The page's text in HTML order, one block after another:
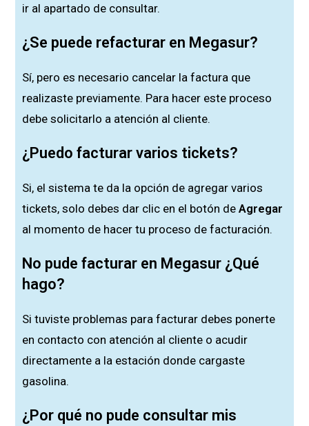
ir al apartado de consultar.
¿Se puede refacturar en Megasur?
Sí, pero es necesario cancelar la factura que
realizaste previamente. Para hacer este proceso
debe solicitarlo a atención al cliente.
¿Puedo facturar varios tickets?
Si, el sistema te da la opción de agregar varios
tickets, solo debes dar clic en el botón deAgregar
al momento de hacer tu proceso de facturación.
No pude facturar en Megasur ¿Qué
hago?
Si tuviste problemas para facturar debes ponerte
en contacto con atención al cliente o acudir
directamente a la estación donde cargaste
gasolina.
¿Por qué no pude consultar mis